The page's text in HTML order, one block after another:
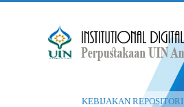
KEBIJAKAN REPOSITORI